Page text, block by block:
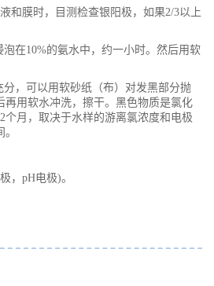
和膜时，目测检查银阳极，如果2/3以上
10%的氨水中，约一小时。然后用软
可以用软砂纸（布）对发黑部分抛
再用软水冲洗，擦干。黑色物质是氯化
个月，取决于水样的游离氯浓度和电极
，pH电极)。